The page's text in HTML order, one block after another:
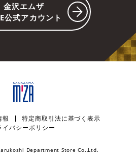
金沢エムザ
公式アカウント
報
特定商取引法に基づく表示
イバシーポリシー
Department Store Co.,Ltd.